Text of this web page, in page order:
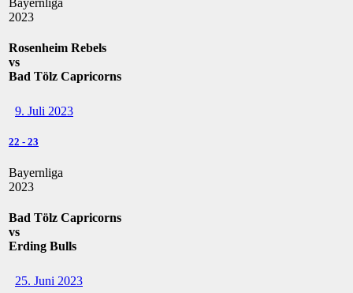
2023
Rosenheim Rebels
vs
Bad Tölz Capricorns
9. Juli 2023
22 - 23
Bayernliga
2023
Bad Tölz Capricorns
vs
Erding Bulls
25. Juni 2023